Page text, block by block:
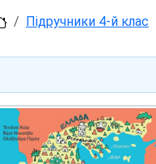
Підручники 4-й клас